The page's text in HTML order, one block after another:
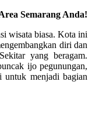
Semarang Anda!
wisata biasa. Kota ini
diri dan
yang beragam.
ijo pegunungan,
untuk menjadi bagian